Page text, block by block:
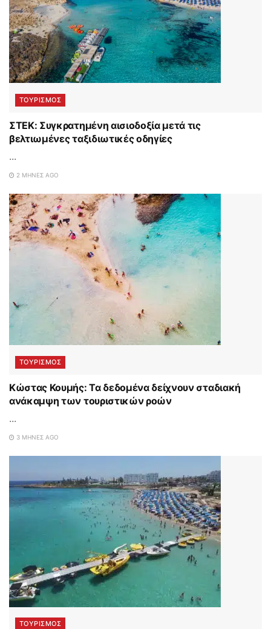
ΤΟΥΡΙΣΜΟΣ
ΣΤΕΚ: Συγκρατημένη αισιοδοξία μετά τις
βελτιωμένες ταξιδιωτικές οδηγίες
...
2 ΜΉΝΕΣ AGO
ΤΟΥΡΙΣΜΟΣ
Κώστας Κουμής: Τα δεδομένα δείχνουν σταδιακή
ανάκαμψη των τουριστικών ροών
...
3 ΜΉΝΕΣ AGO
ΤΟΥΡΙΣΜΟΣ